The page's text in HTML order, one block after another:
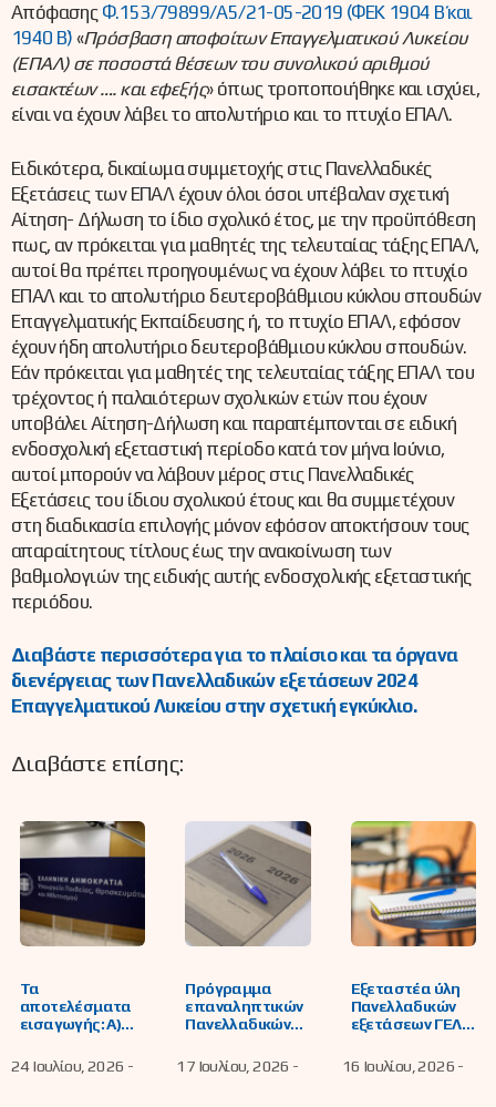
Απόφασης Φ.153/79899/Α5/21-05-2019 (ΦΕΚ 1904 Β΄ και
1940 Β΄) «Πρόσβαση αποφοίτων Επαγγελματικού Λυκείου
(ΕΠΑΛ) σε ποσοστά θέσεων του συνολικού αριθμού
εισακτέων …. και εφεξής» όπως τροποποιήθηκε και ισχύει,
είναι να έχουν λάβει το απολυτήριο και το πτυχίο ΕΠΑΛ.
Ειδικότερα, δικαίωμα συμμετοχής στις Πανελλαδικές
Εξετάσεις των ΕΠΑΛ έχουν όλοι όσοι υπέβαλαν σχετική
Αίτηση- Δήλωση το ίδιο σχολικό έτος, με την προϋπόθεση
πως, αν πρόκειται για μαθητές της τελευταίας τάξης ΕΠΑΛ,
αυτοί θα πρέπει προηγουμένως να έχουν λάβει το πτυχίο
ΕΠΑΛ και το απολυτήριο δευτεροβάθμιου κύκλου σπουδών
Επαγγελματικής Εκπαίδευσης ή, το πτυχίο ΕΠΑΛ, εφόσον
έχουν ήδη απολυτήριο δευτεροβάθμιου κύκλου σπουδών.
Εάν πρόκειται για μαθητές της τελευταίας τάξης ΕΠΑΛ του
τρέχοντος ή παλαιότερων σχολικών ετών που έχουν
υποβάλει Αίτηση-Δήλωση και παραπέμπονται σε ειδική
ενδοσχολική εξεταστική περίοδο κατά τον μήνα Ιούνιο,
αυτοί μπορούν να λάβουν μέρος στις Πανελλαδικές
Εξετάσεις του ίδιου σχολικού έτους και θα συμμετέχουν
στη διαδικασία επιλογής μόνον εφόσον αποκτήσουν τους
απαραίτητους τίτλους έως την ανακοίνωση των
βαθμολογιών της ειδικής αυτής ενδοσχολικής εξεταστικής
περιόδου.
Διαβάστε περισσότερα για το πλαίσιο και τα όργανα
διενέργειας των Πανελλαδικών εξετάσεων 2024
Επαγγελματικού Λυκείου στην σχετική εγκύκλιο.
Διαβάστε επίσης:
Τα
αποτελέσματα
εισαγωγής: Α)
πανελλαδικών
εξετάσεων
24 Ιουλίου, 2026 -
Πρόγραμμα
επαναληπτικών
Πανελλαδικών
ημερησίων και
εσπερινών ΓΕΛ
17 Ιουλίου, 2026 -
Εξεταστέα ύλη
Πανελλαδικών
εξετάσεων ΓΕΛ,
έτους 2027
16 Ιουλίου, 2026 -